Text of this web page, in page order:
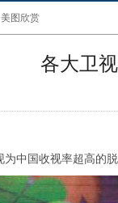
美图欣赏
各大卫
中国收视率超高的